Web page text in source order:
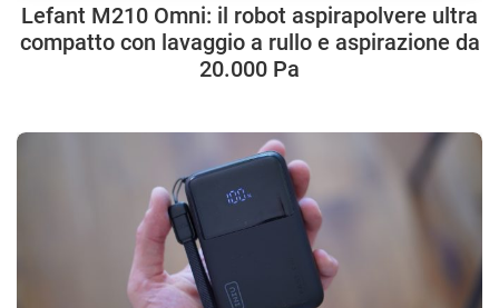
Lefant M210 Omni: il robot aspirapolvere ultra
compatto con lavaggio a rullo e aspirazione da
20.000 Pa